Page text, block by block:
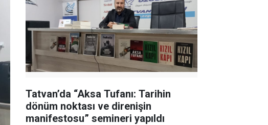
Tatvan’da “Aksa Tufanı: Tarihin
dönüm noktası ve direnişin
manifestosu” semineri yapıldı